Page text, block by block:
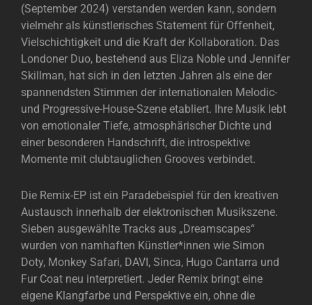
(September 2024) verstanden werden kann, sondern
vielmehr als künstlerisches Statement für Offenheit,
Vielschichtigkeit und die Kraft der Kollaboration. Das
Londoner Duo, bestehend aus Eliza Noble und Jennifer
Skillman, hat sich in den letzten Jahren als eine der
spannendsten Stimmen der internationalen Melodic-
und Progressive-House-Szene etabliert. Ihre Musik lebt
von emotionaler Tiefe, atmosphärischer Dichte und
einer besonderen Handschrift, die introspektive
Momente mit clubtauglichen Grooves verbindet.
Die Remix-EP ist ein Paradebeispiel für den kreativen
Austausch innerhalb der elektronischen Musikszene.
Sieben ausgewählte Tracks aus „Dreamscapes“
wurden von namhaften Künstler*innen wie Simon
Doty, Monkey Safari, DAVI, Sinca, Hugo Cantarra und
Fur Coat neu interpretiert. Jeder Remix bringt eine
eigene Klangfarbe und Perspektive ein, ohne die